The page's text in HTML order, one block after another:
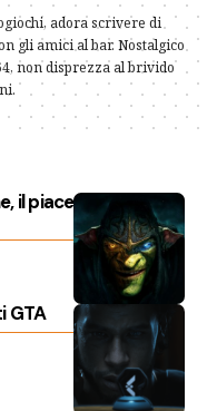
adora scrivere di
gli amici al bar. Nostalgico
non disprezza al brivido
il piacere dello
GTA